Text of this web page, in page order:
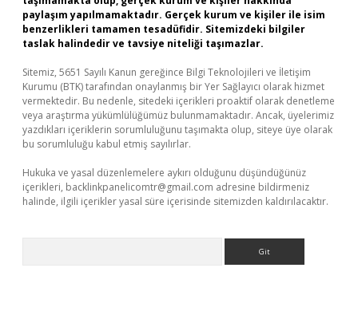
paylaşım yapılmamaktadır. Gerçek kurum ve kişiler ile isim
benzerlikleri tamamen tesadüfidir. Sitemizdeki bilgiler
taslak halindedir ve tavsiye niteliği taşımazlar.
Sitemiz, 5651 Sayılı Kanun gereğince Bilgi Teknolojileri ve İletişim
Kurumu (BTK) tarafından onaylanmış bir Yer Sağlayıcı olarak hizmet
vermektedir. Bu nedenle, sitedeki içerikleri proaktif olarak denetleme
veya araştırma yükümlülüğümüz bulunmamaktadır. Ancak, üyelerimiz
yazdıkları içeriklerin sorumluluğunu taşımakta olup, siteye üye olarak
bu sorumluluğu kabul etmiş sayılırlar.
Hukuka ve yasal düzenlemelere aykırı olduğunu düşündüğünüz
içerikleri, backlinkpanelicomtr@gmail.com adresine bildirmeniz
halinde, ilgili içerikler yasal süre içerisinde sitemizden kaldırılacaktır.